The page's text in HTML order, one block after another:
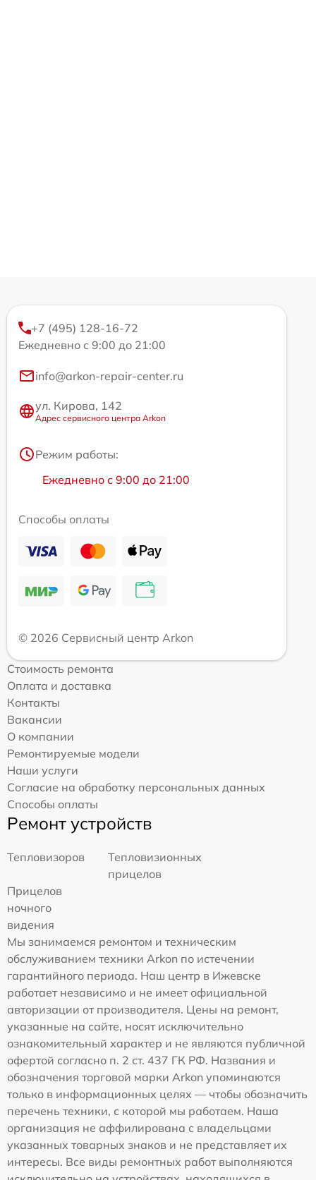
+7 (495) 128-16-72
Ежедневно с 9:00 до 21:00
info@arkon-repair-center.ru
ул. Кирова, 142
Адрес сервисного центра Arkon
Режим работы:
Ежедневно с 9:00 до 21:00
Способы оплаты
© 2026 Сервисный центр Arkon
Стоимость ремонта
Оплата и доставка
Контакты
Вакансии
О компании
Ремонтируемые модели
Наши услуги
Согласие на обработку персональных данных
Способы оплаты
Ремонт устройств
Тепловизоров
Тепловизионных
прицелов
Прицелов
ночного
видения
Мы занимаемся ремонтом и техническим
обслуживанием техники Arkon по истечении
гарантийного периода. Наш центр в Ижевске
работает независимо и не имеет официальной
авторизации от производителя. Цены на ремонт,
указанные на сайте, носят исключительно
ознакомительный характер и не являются публичной
офертой согласно п. 2 ст. 437 ГК РФ. Названия и
обозначения торговой марки Arkon упоминаются
только в информационных целях — чтобы обозначить
перечень техники, с которой мы работаем. Наша
организация не аффилирована с владельцами
указанных товарных знаков и не представляет их
интересы. Все виды ремонтных работ выполняются